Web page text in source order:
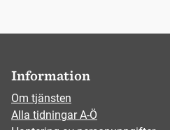
Information
Om tjänsten
Alla tidningar A-Ö